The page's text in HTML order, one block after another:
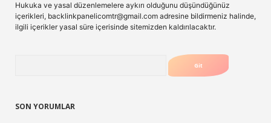
Hukuka ve yasal düzenlemelere aykırı olduğunu düşündüğünüz
içerikleri, backlinkpanelicomtr@gmail.com adresine bildirmeniz halinde,
ilgili içerikler yasal süre içerisinde sitemizden kaldırılacaktır.
SON YORUMLAR